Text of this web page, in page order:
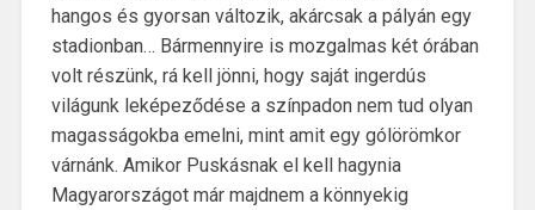
hangos és gyorsan változik, akárcsak a pályán egy
stadionban… Bármennyire is mozgalmas két órában
volt részünk, rá kell jönni, hogy saját ingerdús
világunk leképeződése a színpadon nem tud olyan
magasságokba emelni, mint amit egy gólörömkor
várnánk. Amikor Puskásnak el kell hagynia
Magyarországot már majdnem a könnyekig